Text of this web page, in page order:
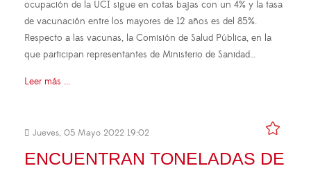
ocupación de la UCI sigue en cotas bajas con un 4% y la tasa
de vacunación entre los mayores de 12 años es del 85%.
Respecto a las vacunas, la Comisión de Salud Pública, en la
que participan representantes de Ministerio de Sanidad…
Leer más ...
Jueves, 05 Mayo 2022 19:02
ENCUENTRAN TONELADAS DE